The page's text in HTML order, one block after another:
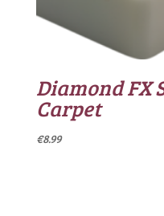
Diamond FX
Carpet
€8.99